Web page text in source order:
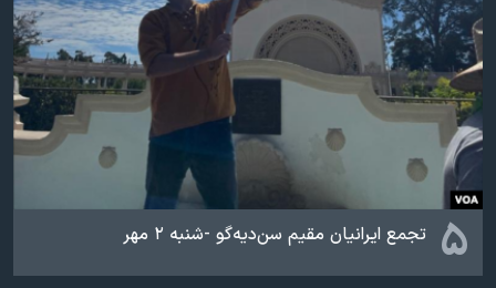
۵ تجمع ایرانیان مقیم سن‌دیه‌گو -شنبه ۲ مهر